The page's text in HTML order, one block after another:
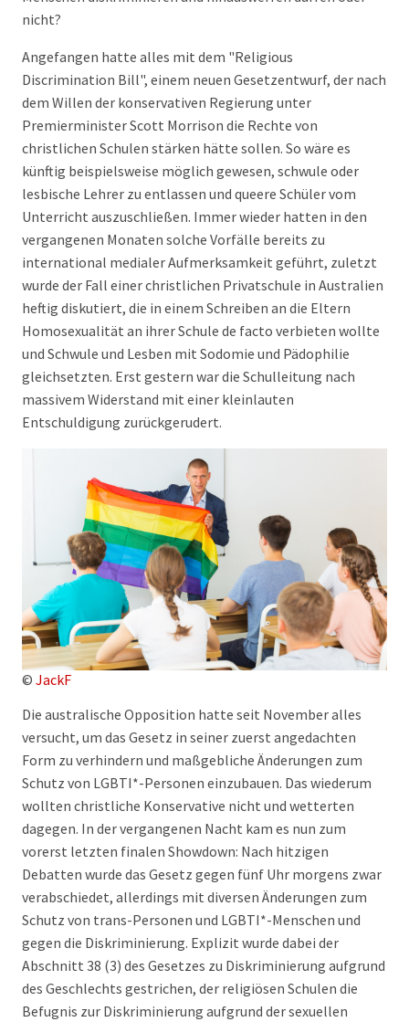
nicht?
Angefangen hatte alles mit dem "Religious
Discrimination Bill", einem neuen Gesetzentwurf, der nach
dem Willen der konservativen Regierung unter
Premierminister Scott Morrison die Rechte von
christlichen Schulen stärken hätte sollen. So wäre es
künftig beispielsweise möglich gewesen, schwule oder
lesbische Lehrer zu entlassen und queere Schüler vom
Unterricht auszuschließen. Immer wieder hatten in den
vergangenen Monaten solche Vorfälle bereits zu
international medialer Aufmerksamkeit geführt, zuletzt
wurde der Fall einer christlichen Privatschule in Australien
heftig diskutiert, die in einem Schreiben an die Eltern
Homosexualität an ihrer Schule de facto verbieten wollte
und Schwule und Lesben mit Sodomie und Pädophilie
gleichsetzten. Erst gestern war die Schulleitung nach
massivem Widerstand mit einer kleinlauten
Entschuldigung zurückgerudert.
© JackF
Die australische Opposition hatte seit November alles
versucht, um das Gesetz in seiner zuerst angedachten
Form zu verhindern und maßgebliche Änderungen zum
Schutz von LGBTI*-Personen einzubauen. Das wiederum
wollten christliche Konservative nicht und wetterten
dagegen. In der vergangenen Nacht kam es nun zum
vorerst letzten finalen Showdown: Nach hitzigen
Debatten wurde das Gesetz gegen fünf Uhr morgens zwar
verabschiedet, allerdings mit diversen Änderungen zum
Schutz von trans-Personen und LGBTI*-Menschen und
gegen die Diskriminierung. Explizit wurde dabei der
Abschnitt 38 (3) des Gesetzes zu Diskriminierung aufgrund
des Geschlechts gestrichen, der religiösen Schulen die
Befugnis zur Diskriminierung aufgrund der sexuellen